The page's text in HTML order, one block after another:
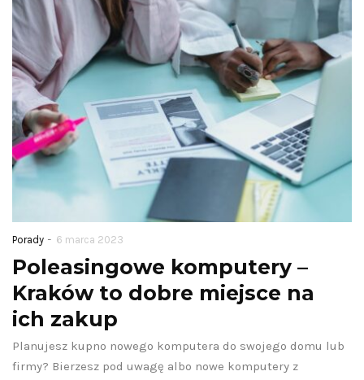
Porady - 6 marca 2023
Poleasingowe komputery –
Kraków to dobre miejsce na
ich zakup
Planujesz kupno nowego komputera do swojego domu lub
firmy? Bierzesz pod uwagę albo nowe komputery z